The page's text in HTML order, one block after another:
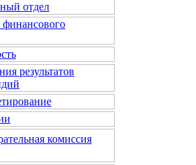
отдел
результатов
комиссия